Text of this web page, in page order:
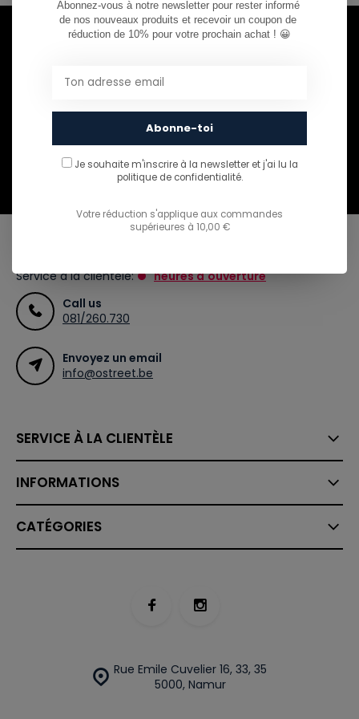
Envie de rester informé ?
manquer.
S'abonner
Service à la clientèle:
heures d'ouverture
Call us
081/260.730
Envoyez un email
info@ostreet.be
SERVICE À LA CLIENTÈLE
INFORMATIONS
CATÉGORIES
Rue Emile Cuvelier 16, 33, 35
5000, Namur
Abonnez-vous à notre newsletter pour rester informé
de nos nouveaux produits et recevoir un coupon de
réduction de 10% pour votre prochain achat ! 😀
Abonne-toi
Je souhaite m'inscrire à la newsletter et j'ai lu la
politique de confidentialité.
Votre réduction s'applique aux commandes
supérieures à 10,00 €